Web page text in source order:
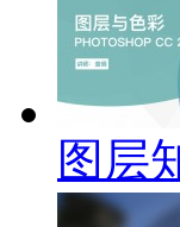
图层